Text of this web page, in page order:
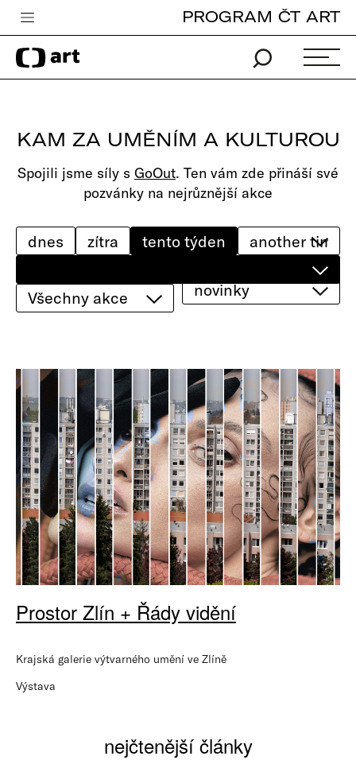
Česká televize
Zpravodajství
iVysílání
TV program
edu
PROGRAM ČT ART
KAM ZA UMĚNÍM A KULTUROU
Spojili jsme síly s GoOut. Ten vám zde přináší své
pozvánky na nejrůznější akce
Všechny akce
dnes zítra tento týden
novinky
Prostor Zlín + Řády vidění
Krajská galerie výtvarného umění ve Zlíně
Výstava
nejčtenější články